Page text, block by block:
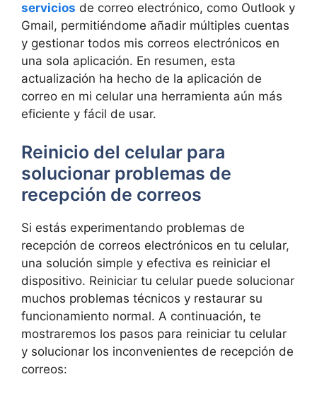
servicios de correo electrónico, como ‌Outlook y
Gmail, permitiéndome añadir ⁢múltiples ⁤cuentas
y ‍gestionar todos mis correos electrónicos en
una sola aplicación. En resumen, esta
⁤actualización ⁢ha ‍hecho de ⁣la aplicación de
correo en mi ⁣celular una herramienta aún más​
eficiente y fácil de​ usar.
Reinicio del celular para
solucionar problemas de
recepción de correos
Si estás experimentando problemas​ de
recepción de correos electrónicos ⁣en tu celular,
una solución simple y efectiva es reiniciar el
dispositivo. Reiniciar tu celular‌ puede solucionar
muchos problemas técnicos ⁣y ⁤restaurar su
funcionamiento normal. A continuación, te‍
mostraremos ⁢los⁤ pasos para reiniciar tu celular
y solucionar los inconvenientes de recepción de
⁤correos: